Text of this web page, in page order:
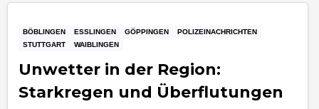
BÖBLINGEN ESSLINGEN GÖPPINGEN
POLIZEINACHRICHTEN
STUTTGART
WAIBLINGEN
Unwetter in der Region:
Starkregen und Überflutungen